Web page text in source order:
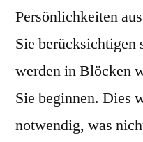
Persönlichkeiten
Sie berücksichtigen
werden in Blöcken
Sie beginnen. Dies
notwendig, was